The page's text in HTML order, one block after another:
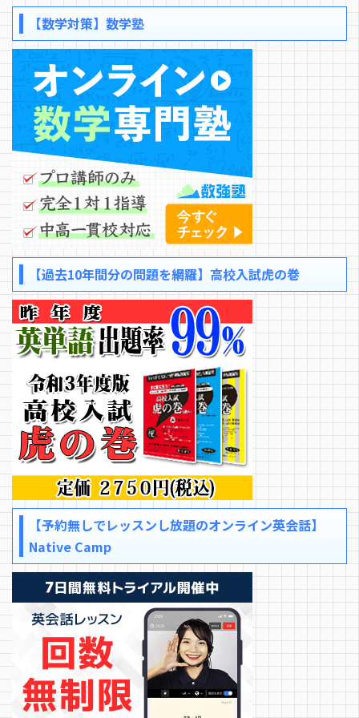
【数学対策】数学塾
【過去10年間分の問題を網羅】高校入試虎の巻
【予約無しでレッスンし放題のオンライン英会話】
Native Camp